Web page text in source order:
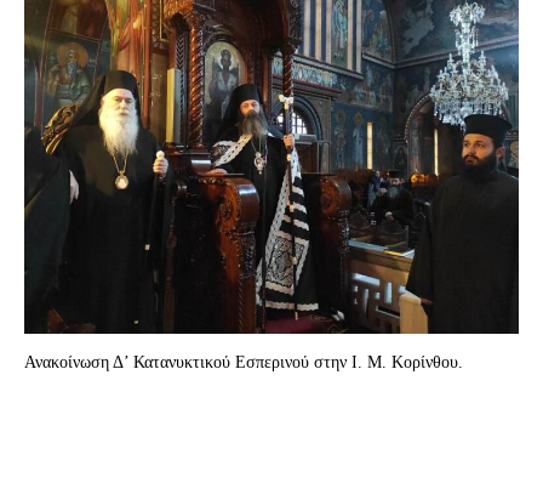
Ανακοίνωση Δ’ Κατανυκτικού Εσπερινού στην Ι. Μ. Κορίνθου.